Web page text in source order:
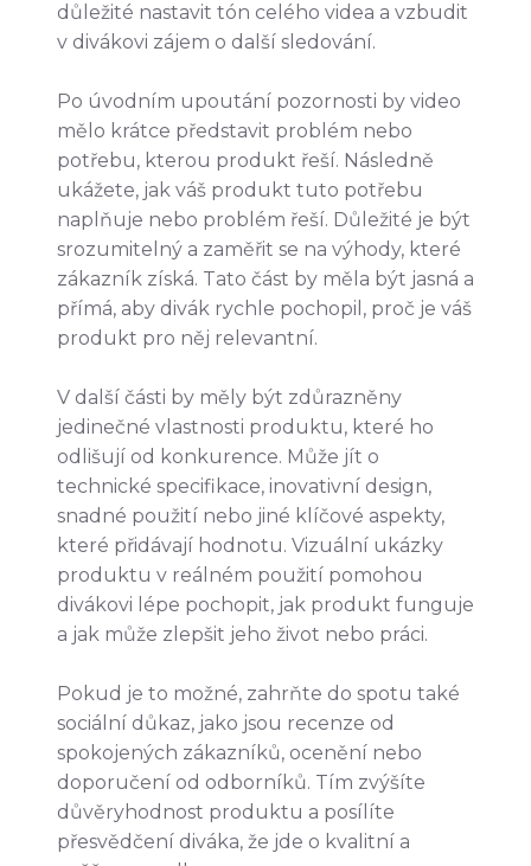
důležité nastavit tón celého videa a vzbudit
v divákovi zájem o další sledování.
Po úvodním upoutání pozornosti by video
mělo krátce představit problém nebo
potřebu, kterou produkt řeší. Následně
ukážete, jak váš produkt tuto potřebu
naplňuje nebo problém řeší. Důležité je být
srozumitelný a zaměřit se na výhody, které
zákazník získá. Tato část by měla být jasná a
přímá, aby divák rychle pochopil, proč je váš
produkt pro něj relevantní.
V další části by měly být zdůrazněny
jedinečné vlastnosti produktu, které ho
odlišují od konkurence. Může jít o
technické specifikace, inovativní design,
snadné použití nebo jiné klíčové aspekty,
které přidávají hodnotu. Vizuální ukázky
produktu v reálném použití pomohou
divákovi lépe pochopit, jak produkt funguje
a jak může zlepšit jeho život nebo práci.
Pokud je to možné, zahrňte do spotu také
sociální důkaz, jako jsou recenze od
spokojených zákazníků, ocenění nebo
doporučení od odborníků. Tím zvýšíte
důvěryhodnost produktu a posílíte
přesvědčení diváka, že jde o kvalitní a